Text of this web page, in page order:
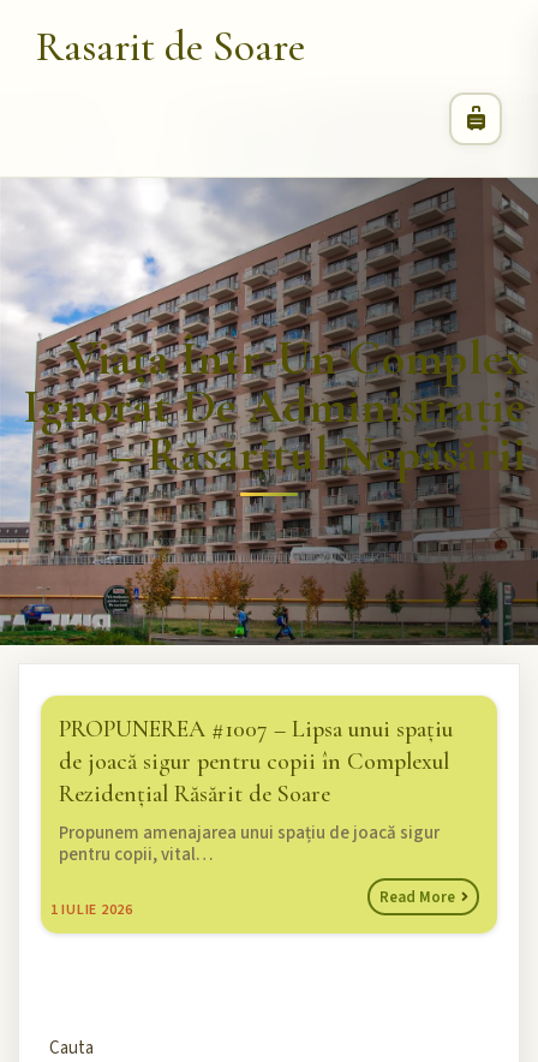
Rasarit de Soare
Viața Într-Un Complex
Ignorat De Administrație
– Răsăritul Nepăsării
PROPUNEREA #1007 – Lipsa unui spațiu
de joacă sigur pentru copii în Complexul
Rezidențial Răsărit de Soare
1 IULIE 2026
Propunem amenajarea unui spațiu de joacă sigur
pentru copii, vital…
Read More
Cauta